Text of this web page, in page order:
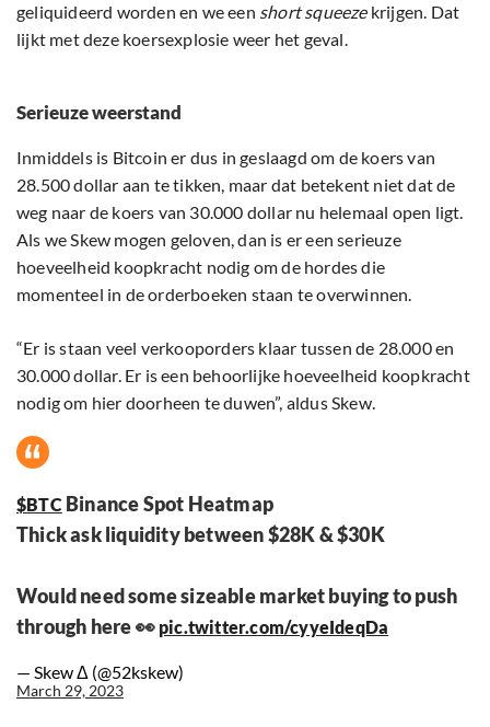
geliquideerd worden en we een short squeezekrijgen. Dat
lijkt met deze koersexplosie weer het geval.
Serieuze weerstand
Inmiddels is Bitcoin er dus in geslaagd om de koers van
28.500 dollar aan te tikken, maar dat betekent niet dat de
weg naar de koers van 30.000 dollar nu helemaal open ligt.
Als we Skew mogen geloven, dan is er een serieuze
hoeveelheid koopkracht nodig om de hordes die
momenteel in de orderboeken staan te overwinnen.
“Er is staan veel verkooporders klaar tussen de 28.000 en
30.000 dollar. Er is een behoorlijke hoeveelheid koopkracht
nodig om hier doorheen te duwen”, aldus Skew.
$BTCBinance Spot Heatmap
Thick ask liquidity between $28K & $30K
Would need some sizeable market buying to push
through here 👀 pic.twitter.com/cyyeIdeqDa
— Skew Δ (@52kskew)
March 29, 2023